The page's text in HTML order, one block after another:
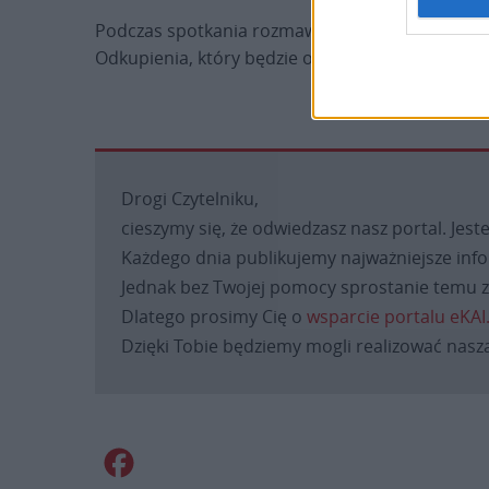
Podczas spotkania rozmawiano także o
Odkupienia, który będzie obchodzony w Kościele
Drogi Czytelniku,
cieszymy się, że odwiedzasz nasz portal.
Każdego dnia publikujemy najważniejsze
Jednak bez Twojej pomocy sprostanie temu
Dlatego prosimy Cię o wsparcie portalu
Dzięki Tobie będziemy mogli realizować